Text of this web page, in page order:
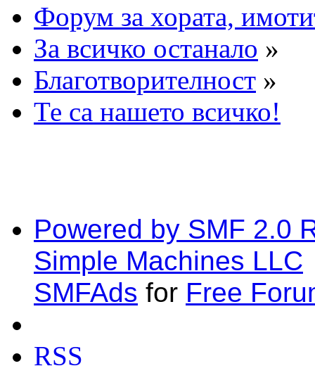
Форум за хората,
За всичко останало »
Благотворителност »
Те са нашето всичко!
Powered by SMF 2.0
Simple Machines LLC
SMFAds for Free
RSS